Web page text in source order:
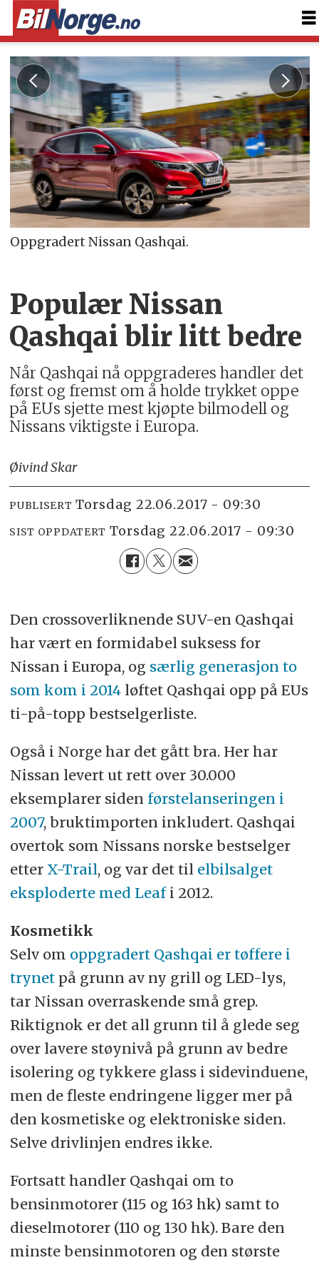
Oppgradert Nissan Qashqai.
Populær Nissan
Qashqai blir litt bedre
Når Qashqai nå oppgraderes handler det
først og fremst om å holde trykket oppe
på EUs sjette mest kjøpte bilmodell og
Nissans viktigste i Europa.
Øivind Skar
PUBLISERT torsdag 22.06.2017 - 09:30
SIST OPPDATERT torsdag 22.06.2017 - 09:30
Den crossoverliknende SUV-en Qashqai
har vært en formidabel suksess for
Nissan i Europa, og særlig generasjon to
som kom i 2014løftet Qashqai opp på EUs
ti-på-topp bestselgerliste.
Også i Norge har det gått bra. Her har
Nissan levert ut rett over 30.000
eksemplarer siden førstelanseringen i
2007, bruktimporten inkludert. Qashqai
overtok som Nissans norske bestselger
etter X-Trail, og var det til elbilsalget
eksploderte med Leaf i 2012.
Kosmetikk
Selv om oppgradert Qashqai er tøffere i
trynetpå grunn av ny grill og LED-lys,
tar Nissan overraskende små grep.
Riktignok er det all grunn til å glede seg
over lavere støynivå på grunn av bedre
isolering og tykkere glass i sidevinduene,
men de fleste endringene ligger mer på
den kosmetiske og elektroniske siden.
Selve drivlinjen endres ikke.
Fortsatt handler Qashqai om to
bensinmotorer (115 og 163 hk) samt to
dieselmotorer (110 og 130 hk). Bare den
minste bensinmotoren og den største